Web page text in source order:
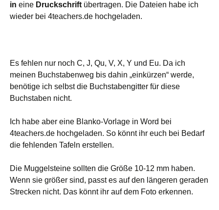
in eine Druckschrift übertragen. Die Dateien habe ich
wieder bei 4teachers.de hochgeladen.
Es fehlen nur noch C, J, Qu, V, X, Y und Eu. Da ich
meinen Buchstabenweg bis dahin „einkürzen“ werde,
benötige ich selbst die Buchstabengitter für diese
Buchstaben nicht.
Ich habe aber eine Blanko-Vorlage in Word bei
4teachers.de hochgeladen. So könnt ihr euch bei Bedarf
die fehlenden Tafeln erstellen.
Die Muggelsteine sollten die Größe 10-12 mm haben.
Wenn sie größer sind, passt es auf den längeren geraden
Strecken nicht. Das könnt ihr auf dem Foto erkennen.